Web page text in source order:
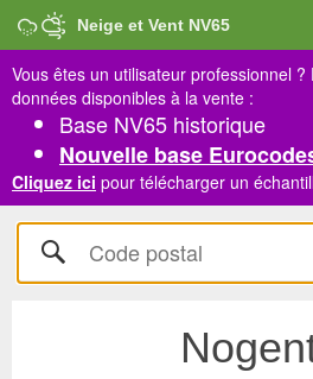
Neige et Vent NV65
Vous êtes un utilisateur professionnel ?
données disponibles à la vente :
Base NV65 historique
Nouvelle base
Cliquez ici pour télécharger un